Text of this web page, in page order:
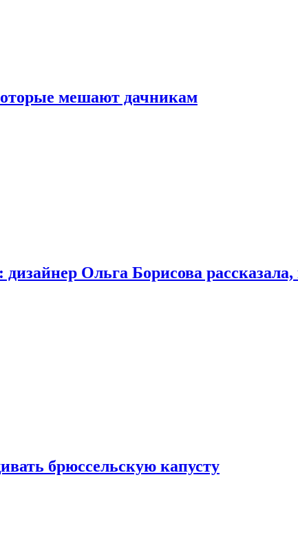
мешают дачникам
Ольга Борисова
брюссельскую капусту